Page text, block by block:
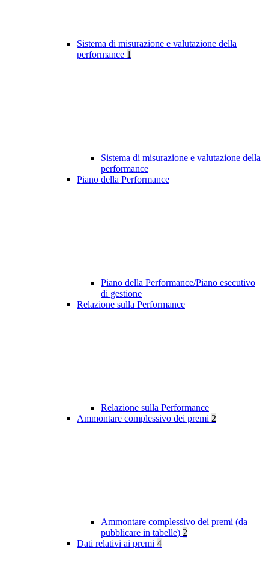
Sistema di misurazione e valutazione della
performance 1
Sistema di misurazione e valutazione della
performance
Piano della Performance
Piano della Performance/Piano esecutivo
di gestione
Relazione sulla Performance
Relazione sulla Performance
Ammontare complessivo dei premi 2
Ammontare complessivo dei premi (da
pubblicare in tabelle) 2
Dati relativi ai premi 4